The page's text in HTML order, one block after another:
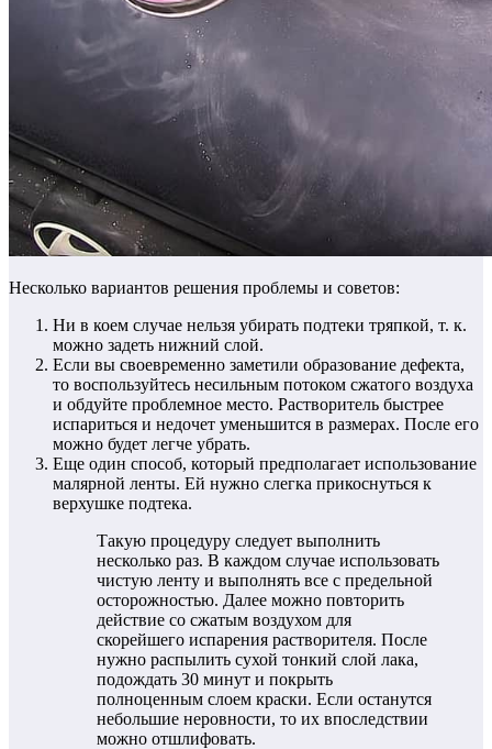
Несколько вариантов решения проблемы и советов:
Ни в коем случае нельзя убирать подтеки тряпкой, т. к.
можно задеть нижний слой.
Если вы своевременно заметили образование дефекта,
то воспользуйтесь несильным потоком сжатого воздуха
и обдуйте проблемное место. Растворитель быстрее
испариться и недочет уменьшится в размерах. После его
можно будет легче убрать.
Еще один способ, который предполагает использование
малярной ленты. Ей нужно слегка прикоснуться к
верхушке подтека.
Такую процедуру следует выполнить
несколько раз. В каждом случае использовать
чистую ленту и выполнять все с предельной
осторожностью. Далее можно повторить
действие со сжатым воздухом для
скорейшего испарения растворителя. После
нужно распылить сухой тонкий слой лака,
подождать 30 минут и покрыть
полноценным слоем краски. Если останутся
небольшие неровности, то их впоследствии
можно отшлифовать.